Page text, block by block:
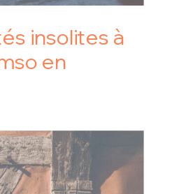
insolites à
en